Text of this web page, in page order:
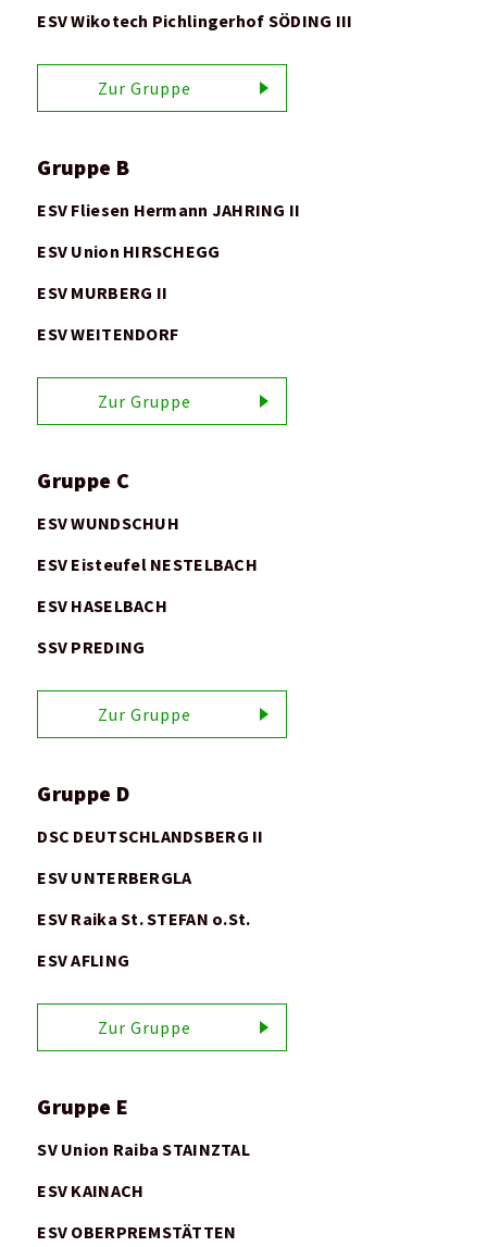
ESV Wikotech Pichlingerhof SÖDING III
Zur Gruppe
Gruppe B
ESV Fliesen Hermann JAHRING II
ESV Union HIRSCHEGG
ESV MURBERG II
ESV WEITENDORF
Zur Gruppe
Gruppe C
ESV WUNDSCHUH
ESV Eisteufel NESTELBACH
ESV HASELBACH
SSV PREDING
Zur Gruppe
Gruppe D
DSC DEUTSCHLANDSBERG II
ESV UNTERBERGLA
ESV Raika St. STEFAN o.St.
ESV AFLING
Zur Gruppe
Gruppe E
SV Union Raiba STAINZTAL
ESV KAINACH
ESV OBERPREMSTÄTTEN